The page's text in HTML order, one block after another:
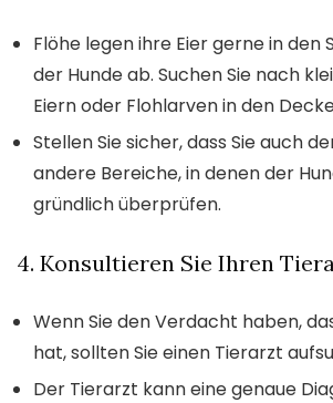
Flöhe legen ihre Eier gerne in den
der Hunde ab. Suchen Sie nach
Eiern oder Flohlarven in den
Stellen Sie sicher, dass Sie auch
andere Bereiche, in denen der
gründlich überprüfen.
4. Konsultieren Sie Ihren
Wenn Sie den Verdacht haben,
hat, sollten Sie einen Tierarzt
Der Tierarzt kann eine genaue